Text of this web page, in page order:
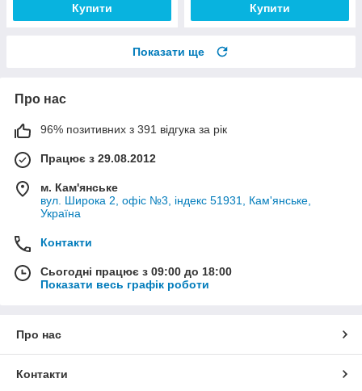
Купити Купити
Показати ще
Про нас
96% позитивних з 391 відгука за рік
Працює з 29.08.2012
м. Кам'янське
вул. Широка 2, офіс №3, індекс 51931, Кам'янське,
Україна
Контакти
Сьогодні працює з 09:00 до 18:00
Показати весь графік роботи
Про нас
Контакти